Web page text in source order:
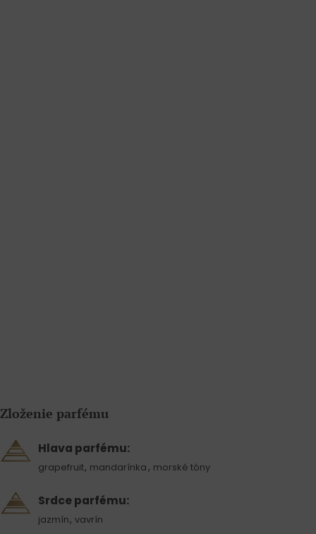
Zloženie parfému
Hlava parfému:
grapefruit, mandarínka , morské tóny
Srdce parfému:
jazmín, vavrín